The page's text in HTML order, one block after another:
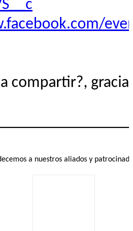
compartir?,
a nuestros aliados y